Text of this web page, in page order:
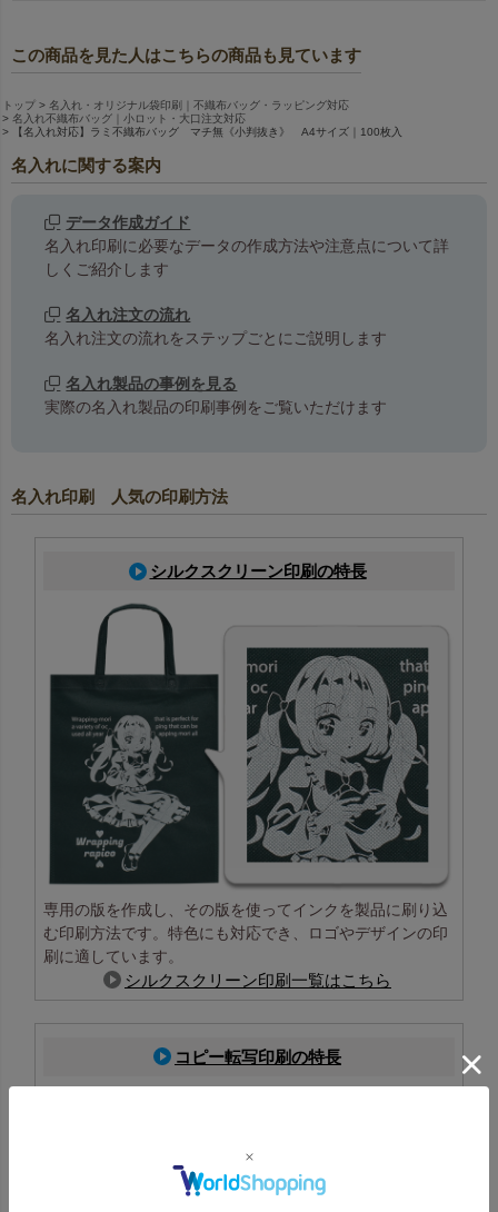
この商品を見た人はこちらの商品も見ています
トップ
名入れ・オリジナル袋印刷｜不織布バッグ・ラッピング対応
名入れ不織布バッグ｜小ロット・大口注文対応
【名入れ対応】ラミ不織布バッグ マチ無《小判抜き》 A4サイズ｜100枚入
名入れに関する案内
データ作成ガイド
名入れ印刷に必要なデータの作成方法や注意点について詳
しくご紹介します
名入れ注文の流れ
名入れ注文の流れをステップごとにご説明します
名入れ製品の事例を見る
実際の名入れ製品の印刷事例をご覧いただけます
名入れ印刷 人気の印刷方法
シルクスクリーン印刷の特長
専用の版を作成し、その版を使ってインクを製品に刷り込
む印刷方法です。特色にも対応でき、ロゴやデザインの印
刷に適しています。
シルクスクリーン印刷一覧はこちら
コピー転写印刷の特長